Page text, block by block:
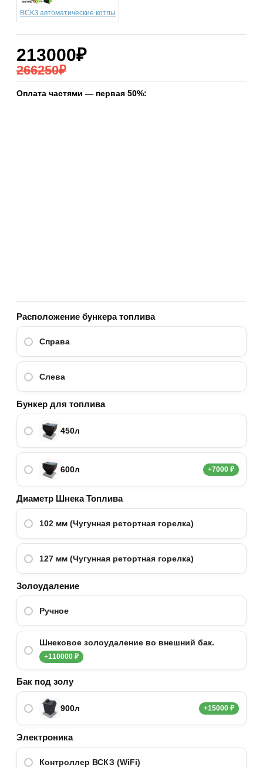
213000₽
266250₽
Оплата частями — первая 50%:
ВСКЗ автоматические котлы
Расположение бункера топлива
Справа
Слева
Бункер для топлива
450л
600л +7000 ₽
Диаметр Шнека Топлива
102 мм (Чугунная ретортная горелка)
127 мм (Чугунная ретортная горелка)
Золоудаление
Ручное
Шнековое золоудаление во внешний бак.
+110000 ₽
Бак под золу
900л +15000 ₽
Электроника
Контроллер ВСКЗ (WiFi)